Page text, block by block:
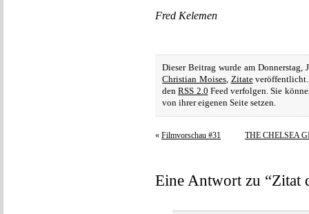
Fred Kelemen
Dieser Beitrag wurde am
Christian Moises, Zitateveröffentlicht.
denRSS 2.0 Feed verfolgen. Sie
von ihrer eigenen Seite setzen.
« Filmvorschau #31 THE CHELSEA
Eine Antwort zu “Zitat